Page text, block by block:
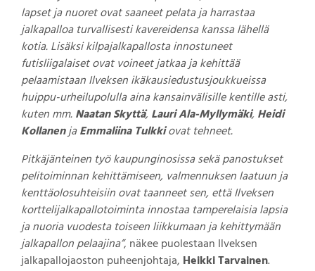
lapset ja nuoret ovat saaneet pelata ja harrastaa
jalkapalloa turvallisesti kavereidensa kanssa lähellä
kotia. Lisäksi kilpajalkapallosta innostuneet
futisliigalaiset ovat voineet jatkaa ja kehittää
pelaamistaan Ilveksen ikäkausiedustusjoukkueissa
huippu-urheilupolulla aina kansainvälisille kentille asti,
kuten mm.Naatan Skyttä, Lauri Ala-Myllymäki, Heidi
KollanenjaEmmaliina Tulkkiovat tehneet.
Pitkäjänteinen työ kaupunginosissa sekä panostukset
pelitoiminnan kehittämiseen, valmennuksen laatuun ja
kenttäolosuhteisiin ovat taanneet sen, että Ilveksen
korttelijalkapallotoiminta innostaa tamperelaisia lapsia
ja nuoria vuodesta toiseen liikkumaan ja kehittymään
jalkapallon pelaajina”, näkee puolestaan Ilveksen
jalkapallojaoston puheenjohtaja, Heikki Tarvainen.